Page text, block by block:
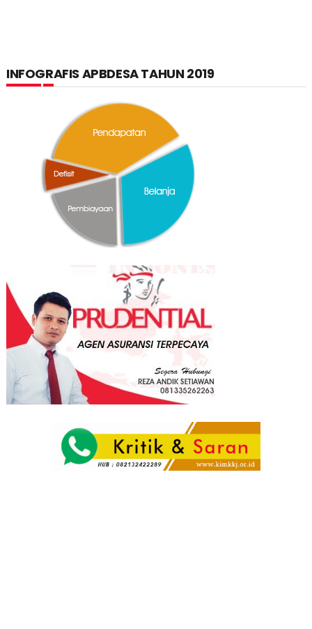
INFOGRAFIS APBDESA TAHUN 2019